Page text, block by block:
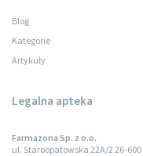
Blog
Kategorie
Artykuły
Legalna apteka
Farmazona Sp. z o.o.
ul. Staroopatowska 22A/2 26-